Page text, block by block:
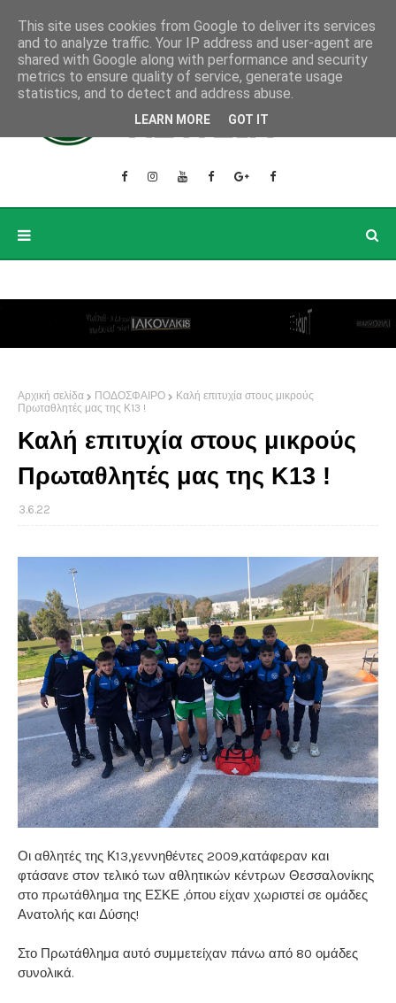
Αρχική σελίδα ΠΟΔΟΣΦΑΙΡΟ
Καλή επιτυχία στους μικρούς
Πρωταθλητές μας της Κ13 !
Καλή επιτυχία στους μικρούς
Πρωταθλητές μας της Κ13 !
3.6.22
Οι αθλητές της Κ13,γεννηθέντες 2009,κατάφεραν και
φτάσανε στον τελικό των αθλητικών κέντρων Θεσσαλονίκης
στο πρωτάθλημα της ΕΣΚΕ ,όπου είχαν χωριστεί σε ομάδες
Ανατολής και Δύσης!
Στο Πρωτάθλημα αυτό συμμετείχαν πάνω από 80 ομάδες
συνολικά.
This site uses cookies from Google to deliver its services
and to analyze traffic. Your IP address and user-agent are
shared with Google along with performance and security
metrics to ensure quality of service, generate usage
statistics, and to detect and address abuse.
LEARN MORE GOT IT